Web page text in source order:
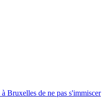
Bruxelles de ne pas s'immiscer